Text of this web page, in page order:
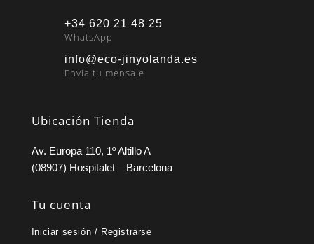
+34 620 21 48 25
WhatsApp
info@eco-jinyolanda.es
Envía tu mensaje
Ubicación Tienda
Av. Europa 110, 1º Altillo A
(08907) Hospitalet – Barcelona
Tu cuenta
Iniciar sesión / Registrarse